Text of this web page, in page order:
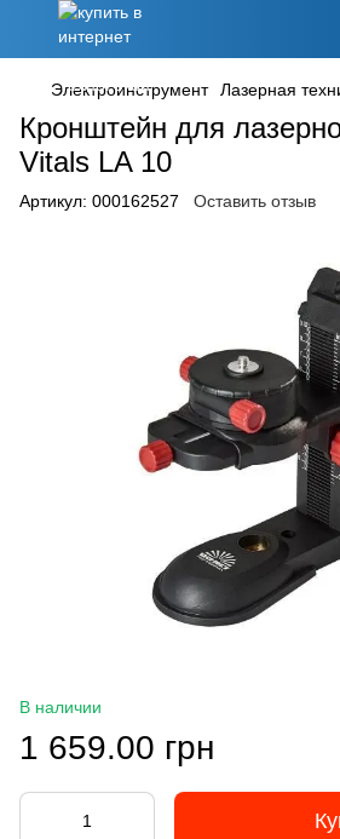
Электроинструмент Лазерная
Кронштейн для
Vitals LA 10
Артикул: 000162527 Оставить отзыв
В наличии
1 659.00 грн